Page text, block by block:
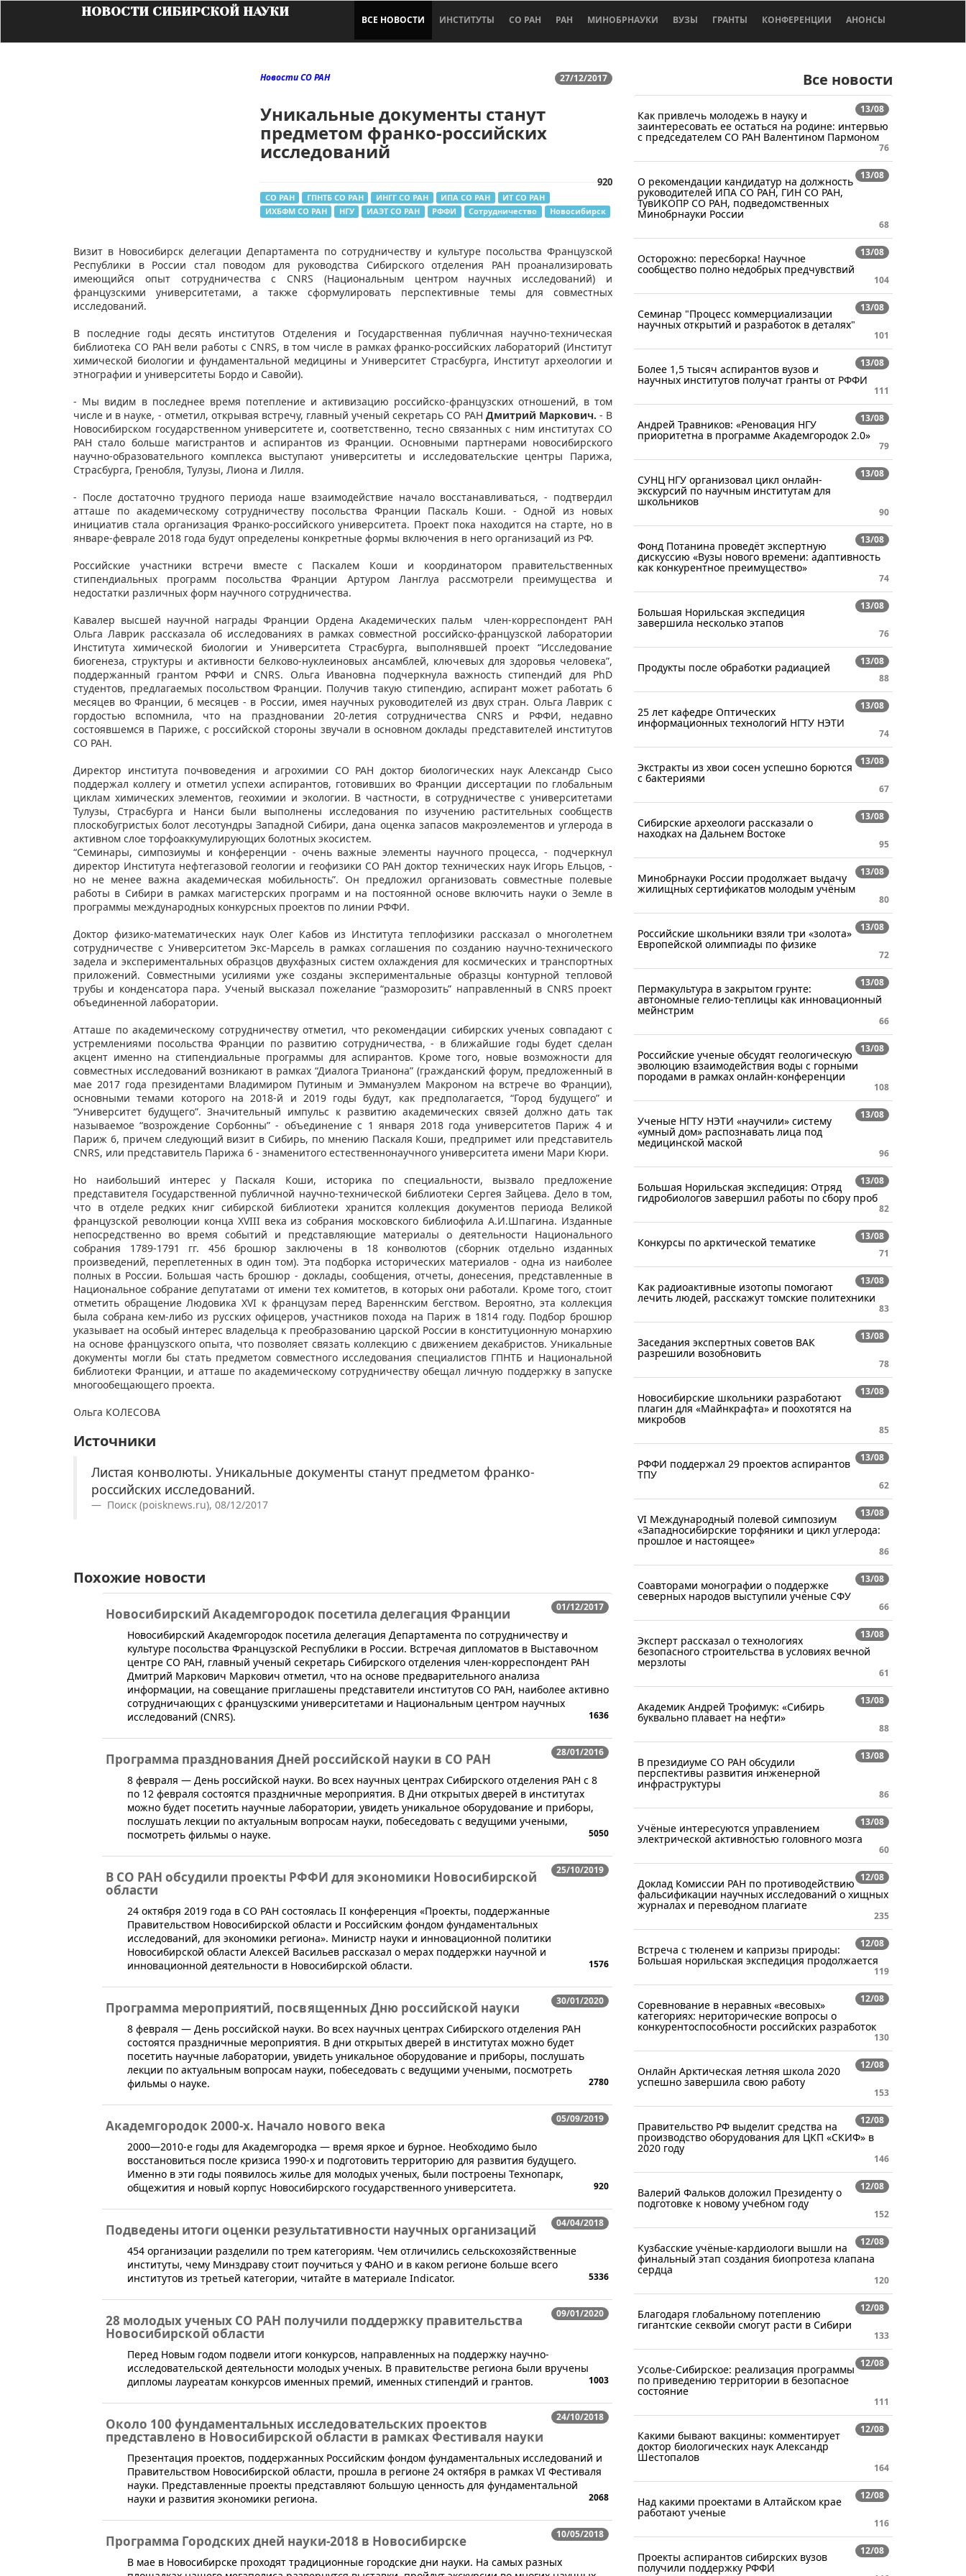
НОВОСТИ СИБИРСКОЙ НАУКИ
ВСЕ НОВОСТИ ИНСТИТУТЫ СО РАН РАН МИНОБРНАУКИ ВУЗЫ ГРАНТЫ КОНФЕРЕНЦИИ АНОНСЫ
27/12/2017
Новости СО РАН
Уникальные документы станут
предметом франко-российских
исследований
920
СО РАН ГПНТБ СО РАН ИНГГ СО РАН ИПА СО РАН
ИТ СО РАН
ИХБФМ СО РАН
НГУ ИАЭТ СО РАН РФФИ Сотрудничество Новосибирск
​Визит в Новосибирск делегации Департамента по сотрудничеству и культуре посольства Французской
Республики в России стал поводом для руководства Сибирского отделения РАН проанализировать
имеющийся опыт сотрудничества с CNRS (Национальным центром научных исследований) и
французскими университетами, а также сформулировать перспективные темы для совместных
исследований.
В последние годы десять институтов Отделения и Государственная публичная научно-техническая
библиотека СО РАН вели работы с CNRS, в том числе в рамках франко-российских лабораторий (Институт
химической биологии и фундаментальной медицины и Университет Страсбурга, Институт археологии и
этнографии и университеты Бордо и Савойи).
- Мы видим в последнее время потепление и активизацию российско-французских отношений, в том
числе и в науке, - отметил, открывая встречу, главный ученый секретарь СО РАН Дмитрий Маркович. - В
Новосибирском государственном университете и, соответственно, тесно связанных с ним институтах СО
РАН стало больше магистрантов и аспирантов из Франции. Основными партнерами новосибирского
научно-образовательного комплекса выступают университеты и исследовательские центры Парижа,
Страсбурга, Гренобля, Тулузы, Лиона и Лилля.
- После достаточно трудного периода наше взаимодействие начало восстанавливаться, - подтвердил
атташе по академическому сотрудничеству посольства Франции Паскаль Коши. - Одной из новых
инициатив стала организация Франко-российского университета. Проект пока находится на старте, но в
январе-феврале 2018 года будут определены конкретные формы включения в него организаций из РФ.
Российские участники встречи вместе с Паскалем Коши и координатором правительственных
стипендиальных программ посольства Франции Артуром Ланглуа рассмотрели преимущества и
недостатки различных форм научного сотрудничества.
Кавалер высшей научной награды Франции Ордена Академических пальм член-корреспондент РАН
Ольга Лаврик рассказала об исследованиях в рамках совместной российско-французской лаборатории
Института химической биологии и Университета Страсбурга, выполнявшей проект “Исследование
биогенеза, структуры и активности белково-нуклеиновых ансамблей, ключевых для здоровья человека”,
поддержанный грантом РФФИ и CNRS. Ольга Ивановна подчеркнула важность стипендий для PhD
студентов, предлагаемых посольством Франции. Получив такую стипендию, аспирант может работать 6
месяцев во Франции, 6 месяцев - в России, имея научных руководителей из двух стран. Ольга Лаврик с
гордостью вспомнила, что на праздновании 20-летия сотрудничества CNRS и РФФИ, недавно
состоявшемся в Париже, с российской стороны звучали в основном доклады представителей институтов
СО РАН.
Директор института почвоведения и агрохимии СО РАН доктор биологических наук Александр Сысо
поддержал коллегу и отметил успехи аспирантов, готовивших во Франции диссертации по глобальным
циклам химических элементов, геохимии и экологии. В частности, в сотрудничестве с университетами
Тулузы, Страсбурга и Нанси были выполнены исследования по изучению растительных сообществ
плоскобугристых болот лесотундры Западной Сибири, дана оценка запасов макроэлементов и углерода в
активном слое торфоаккумулирующих болотных экосистем.
“Семинары, симпозиумы и конференции - очень важные элементы научного процесса, - подчеркнул
директор Института нефтегазовой геологии и геофизики СО РАН доктор технических наук Игорь Ельцов, -
но не менее важна академическая мобильность”. Он предложил организовать совместные полевые
работы в Сибири в рамках магистерских программ и на постоянной основе включить науки о Земле в
программы международных конкурсных проектов по линии РФФИ.
Доктор физико-математических наук Олег Кабов из Института теплофизики рассказал о многолетнем
сотрудничестве с Университетом Экс-Марсель в рамках соглашения по созданию научно-технического
задела и экспериментальных образцов двухфазных систем охлаждения для космических и транспортных
приложений. Совместными усилиями уже созданы экспериментальные образцы контурной тепловой
трубы и конденсатора пара. Ученый высказал пожелание “разморозить” направленный в CNRS проект
объединенной лаборатории.
Атташе по академическому сотрудничеству отметил, что рекомендации сибирских ученых совпадают с
устремлениями посольства Франции по развитию сотрудничества, - в ближайшие годы будет сделан
акцент именно на стипендиальные программы для аспирантов. Кроме того, новые возможности для
совместных исследований возникают в рамках “Диалога Трианона” (гражданский форум, предложенный в
мае 2017 года президентами Владимиром Путиным и Эммануэлем Макроном на встрече во Франции),
основными темами которого на 2018-й и 2019 годы будут, как предполагается, “Город будущего” и
“Университет будущего”. Значительный импульс к развитию академических связей должно дать так
называемое “возрождение Сорбонны” - объединение с 1 января 2018 года университетов Париж 4 и
Париж 6, причем следующий визит в Сибирь, по мнению Паскаля Коши, предпримет или представитель
CNRS, или представитель Парижа 6 - знаменитого естественнонаучного университета имени Мари Кюри.
Но наибольший интерес у Паскаля Коши, историка по специальности, вызвало предложение
представителя Государственной публичной научно-технической библиотеки Сергея Зайцева. Дело в том,
что в отделе редких книг сибирской библиотеки хранится коллекция документов периода Великой
французской революции конца XVIII века из собрания московского библиофила А.И.Шпагина. Изданные
непосредственно во время событий и представляющие материалы о деятельности Национального
собрания 1789-1791 гг. 456 брошюр заключены в 18 конволютов (сборник отдельно изданных
произведений, переплетенных в один том). Эта подборка исторических материалов - одна из наиболее
полных в России. Большая часть брошюр - доклады, сообщения, отчеты, донесения, представленные в
Национальное собрание депутатами от имени тех комитетов, в которых они работали. Кроме того, стоит
отметить обращение Людовика XVI к французам перед Вареннским бегством. Вероятно, эта коллекция
была собрана кем-либо из русских офицеров, участников похода на Париж в 1814 году. Подбор брошюр
указывает на особый интерес владельца к преобразованию царской России в конституционную монархию
на основе французского опыта, что позволяет связать коллекцию с движением декабристов. Уникальные
документы могли бы стать предметом совместного исследования специалистов ГПНТБ и Национальной
библиотеки Франции, и атташе по академическому сотрудничеству обещал личную поддержку в запуске
многообещающего проекта.
Ольга КОЛЕСОВА
Источники
Листая конволюты. Уникальные документы станут предметом франко-
российских исследований.
Поиск (poisknews.ru), 08/12/2017
Похожие новости
01/12/2017
Новосибирский Академгородок посетила делегация Франции
Новосибирский Академгородок посетила делегация Департамента по сотрудничеству и
культуре посольства Французской Республики в России. Встречая дипломатов в Выставочном
центре СО РАН, главный ученый секретарь Сибирского отделения член-корреспондент РАН
Дмитрий Маркович Маркович отметил, что на основе предварительного анализа
информации, на совещание приглашены представители институтов СО РАН, наиболее активно
сотрудничающих с французскими университетами и Национальным центром научных
исследований (CNRS).
1636
28/01/2016
Программа празднования Дней российской науки в СО РАН
​​8 февраля — День российской науки. Во всех научных центрах Сибирского отделения РАН с 8
по 12 февраля состоятся праздничные мероприятия. В Дни открытых дверей в институтах
можно будет посетить научные лаборатории, увидеть уникальное оборудование и приборы,
послушать лекции по актуальным вопросам науки, побеседовать с ведущими учеными,
посмотреть фильмы о науке.
5050
25/10/2019
В СО РАН обсудили проекты РФФИ для экономики Новосибирской
области
24 октября 2019 года в СО РАН состоялась II конференция «Проекты, поддержанные
Правительством Новосибирской области и Российским фондом фундаментальных
исследований, для экономики региона». Министр науки и инновационной политики
Новосибирской области Алексей Васильев рассказал о мерах поддержки научной и
инновационной деятельности в Новосибирской области.
1576
30/01/2020
Программа мероприятий, посвященных Дню российской науки
​8 февраля — День российской науки. Во всех научных центрах Сибирского отделения РАН
состоятся праздничные мероприятия. В дни открытых дверей в институтах можно будет
посетить научные лаборатории, увидеть уникальное оборудование и приборы, послушать
лекции по актуальным вопросам науки, побеседовать с ведущими учеными, посмотреть
фильмы о науке.
2780
05/09/2019
Академгородок 2000-х. Начало нового века
​2000—2010-е годы для Академгородка — время яркое и бурное. Необходимо было
восстановиться после кризиса 1990-х и подготовить территорию для развития будущего.
Именно в эти годы появилось жилье для молодых ученых, были построены Технопарк,
общежития и новый корпус Новосибирского государственного университета.
920
04/04/2018
Подведены итоги оценки результативности научных организаций
454 организации разделили по трем категориям. Чем отличились сельскохозяйственные
институты, чему Минздраву стоит поучиться у ФАНО и в каком регионе больше всего
институтов из третьей категории, читайте в материале Indicator.
5336
09/01/2020
28 молодых ученых СО РАН получили поддержку правительства
Новосибирской области
​​Перед Новым годом подвели итоги конкурсов, направленных на поддержку научно-
исследовательской деятельности молодых ученых. В правительстве региона были вручены
дипломы лауреатам конкурсов именных премий, именных стипендий и грантов.
1003
24/10/2018
Около 100 фундаментальных исследовательских проектов
представлено в Новосибирской области в рамках Фестиваля науки
​Презентация проектов, поддержанных Российским фондом фундаментальных исследований и
Правительством Новосибирской области, прошла в регионе 24 октября в рамках VI Фестиваля
науки. Представленные проекты представляют большую ценность для фундаментальной
науки и развития экономики региона.
2068
10/05/2018
Программа Городских дней науки-2018 в Новосибирске
​В мае в Новосибирске проходят традиционные городские дни науки. На самых разных
Все новости
13/08
Как привлечь молодежь в науку и
заинтересовать ее остаться на родине: интервью
с председателем СО РАН Валентином Пармоном
76
13/08
О рекомендации кандидатур на должность
руководителей ИПА СО РАН, ГИН СО РАН,
ТувИКОПР СО РАН, подведомственных
Минобрнауки России
68
13/08
Осторожно: пересборка! Научное
сообщество полно недобрых предчувствий
104
13/08
Семинар "Процесс коммерциализации
научных открытий и разработок в деталях"
101
13/08
Более 1,5 тысяч аспирантов вузов и
научных институтов получат гранты от РФФИ
111
13/08
Андрей Травников: «Реновация НГУ
приоритетна в программе Академгородок 2.0»
79
13/08
СУНЦ НГУ организовал цикл онлайн-
экскурсий по научным институтам для
школьников
90
13/08
Фонд Потанина проведёт экспертную
дискуссию «Вузы нового времени: адаптивность
как конкурентное преимущество»
74
13/08
Большая Норильская экспедиция
завершила несколько этапов
76
13/08
Продукты после обработки радиацией
88
13/08
25 лет кафедре Оптических
информационных технологий НГТУ НЭТИ
74
13/08
Экстракты из хвои сосен успешно борются
с бактериями
67
13/08
Сибирские археологи рассказали о
находках на Дальнем Востоке
95
13/08
Минобрнауки России продолжает выдачу
жилищных сертификатов молодым учёным
80
13/08
Российские школьники взяли три «золота»
Европейской олимпиады по физике
72
13/08
Пермакультура в закрытом грунте:
автономные гелио-теплицы как инновационный
мейнстрим
66
13/08
Российские ученые обсудят геологическую
эволюцию взаимодействия воды с горными
породами в рамках онлайн-конференции
108
13/08
Ученые НГТУ НЭТИ «научили» систему
«умный дом» распознавать лица под
медицинской маской
96
13/08
Большая Норильская экспедиция: Отряд
гидробиологов завершил работы по сбору проб
82
13/08
Конкурсы по арктической тематике
71
13/08
Как радиоактивные изотопы помогают
лечить людей, расскажут томские политехники
83
13/08
Заседания экспертных советов ВАК
разрешили возобновить
78
13/08
Новосибирские школьники разработают
плагин для «Майнкрафта» и поохотятся на
микробов
85
13/08
РФФИ поддержал 29 проектов аспирантов
ТПУ
62
13/08
VI Международный полевой симпозиум
«Западносибирские торфяники и цикл углерода:
прошлое и настоящее»
86
13/08
Cоавторами монографии о поддержке
северных народов выступили учёные СФУ
66
13/08
Эксперт рассказал о технологиях
безопасного строительства в условиях вечной
мерзлоты
61
13/08
Академик Андрей Трофимук: «Сибирь
буквально плавает на нефти»
88
13/08
В президиуме СО РАН обсудили
перспективы развития инженерной
инфраструктуры
86
13/08
Учёные интересуются управлением
электрической активностью головного мозга
60
12/08
Доклад Комиссии РАН по противодействию
фальсификации научных исследований о хищных
журналах и переводном плагиате
235
12/08
Встреча с тюленем и капризы природы:
Большая норильская экспедиция продолжается
119
12/08
Соревнование в неравных «весовых»
категориях: нериторические вопросы о
конкурентоспособности российских разработок
130
12/08
Онлайн Арктическая летняя школа 2020
успешно завершила свою работу
153
12/08
Правительство РФ выделит средства на
производство оборудования для ЦКП «СКИФ» в
2020 году
146
12/08
Валерий Фальков доложил Президенту о
подготовке к новому учебном году
152
12/08
Кузбасские учёные-кардиологи вышли на
финальный этап создания биопротеза клапана
сердца
120
12/08
Благодаря глобальному потеплению
гигантские секвойи смогут расти в Сибири
133
12/08
Усолье-Сибирское: реализация программы
по приведению территории в безопасное
состояние
111
12/08
Какими бывают вакцины: комментирует
доктор биологических наук Александр
Шестопалов
164
12/08
Над какими проектами в Алтайском крае
работают ученые
116
12/08
Проекты аспирантов сибирских вузов
получили поддержку РФФИ